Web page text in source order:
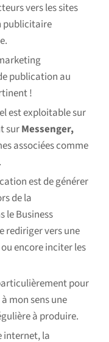
vers les sites
publicitaire
publication au
!
est exploitable sur
surMessenger,
associées comme
est de générer
de la
le Business
rediriger vers une
encore inciter les
pour
mon sens une
à produire.
internet, la